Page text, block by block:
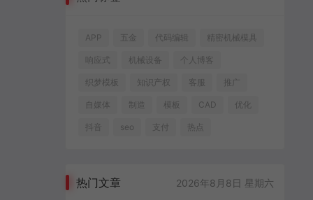
APP 五金 代码编辑 精密机械模具
响应式 机械设备 个人博客
织梦模板 知识产权 客服 推广
自媒体 制造 模板 CAD 优化
抖音 seo 支付 热点
热门文章 2026年8月8日 星期六